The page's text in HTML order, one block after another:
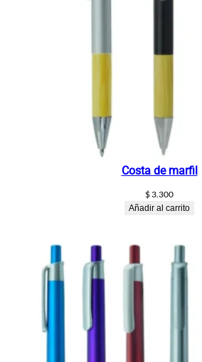
Costa de marfil
$3.300
Añadir al carrito